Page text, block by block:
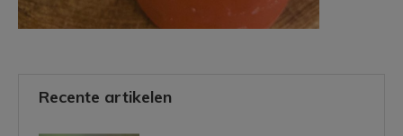
Recente artikelen